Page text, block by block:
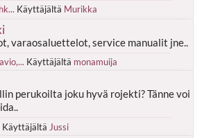
Käyttäjältä Murikka
varaosaluettelot, service manualit jne..
Käyttäjältä monamuija
perukoilta joku hyvä rojekti? Tänne voi
Käyttäjältä Jussi